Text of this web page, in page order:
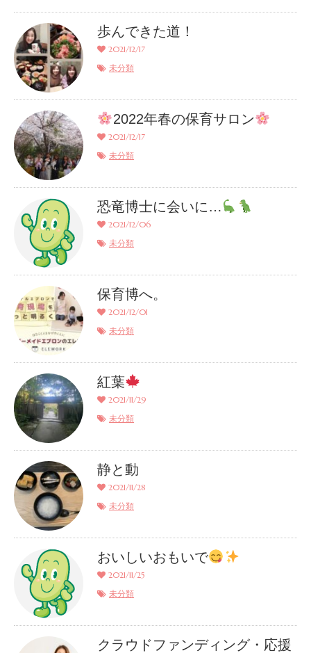
歩んできた道！
2021/12/17
未分類
2022年春の保育サロン
2021/12/17
未分類
恐竜博士に会いに…
2021/12/06
未分類
保育博へ。
2021/12/01
未分類
紅葉
2021/11/29
未分類
静と動
2021/11/28
未分類
おいしいおもいで
2021/11/25
未分類
クラウドファンディング・応援